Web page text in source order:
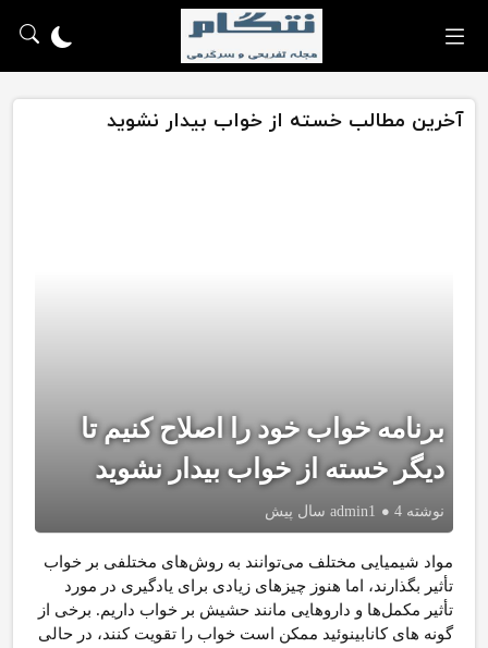
آخرین مطالب خسته از خواب بیدار نشوید
برنامه خواب خود را اصلاح کنیم تا
دیگر خسته از خواب بیدار نشوید
نوشته admin1 4 سال پیش
مواد شیمیایی مختلف می‌توانند به روش‌های مختلفی بر خواب
تأثیر بگذارند، اما هنوز چیزهای زیادی برای یادگیری در مورد
تأثیر مکمل‌ها و داروهایی مانند حشیش بر خواب داریم. برخی از
گونه های کانابینوئید ممکن است خواب را تقویت کنند، در حالی